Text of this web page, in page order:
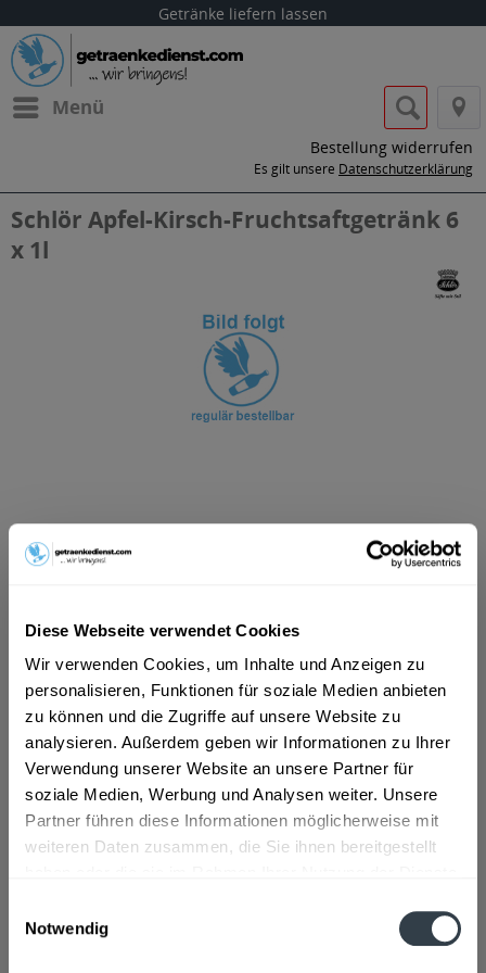
Diese Webseite verwendet Cookies
Wir verwenden Cookies, um Inhalte und Anzeigen zu
personalisieren, Funktionen für soziale Medien anbieten
zu können und die Zugriffe auf unsere Website zu
analysieren. Außerdem geben wir Informationen zu Ihrer
Verwendung unserer Website an unsere Partner für
soziale Medien, Werbung und Analysen weiter. Unsere
Partner führen diese Informationen möglicherweise mit
weiteren Daten zusammen, die Sie ihnen bereitgestellt
Notwendig
Getränke liefern lassen
Menü
Bestellung widerrufen
Es gilt unsere Datenschutzerklärung
Schlör Apfel-Kirsch-Fruchtsaftgetränk 6
x 1l
ab 12,59 € *
Vorrätig
MEHRWEG
+2,40 € Pfand
In den Warenkorb
Artikel-Nr.:
32787
Verfügbar in:
mehr